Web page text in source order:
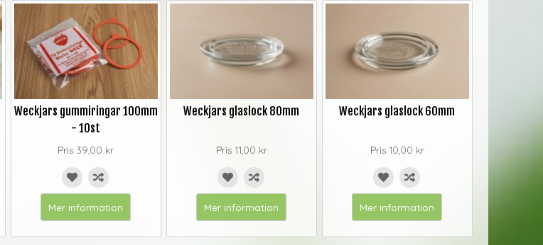
Weckjars gummiringar 100mm
- 10st
Pris 39,00 kr
Mer information
Weckjars glaslock 80mm
Pris 11,00 kr
Mer information
Weckjars glaslock 60mm
Pris 10,00 kr
Mer information